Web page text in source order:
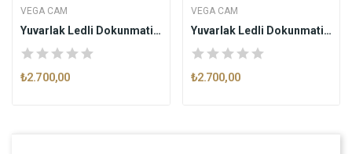
VEGA CAM
Yuvarlak Ledli Dokunmatik Butonlu Dekoratif...
₺2.700,00
VEGA CAM
Yuvarlak Ledli Dokunmatik Butonlu Dekoratif...
₺2.700,00